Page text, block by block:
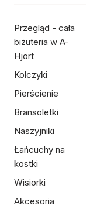
Przegląd - cała
biżuteria w A-
Hjort
Kolczyki
Pierścienie
Bransoletki
Naszyjniki
Łańcuchy na
kostki
Wisiorki
Akcesoria